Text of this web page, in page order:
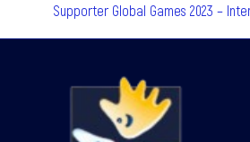
Supporter Global Games 2023 –